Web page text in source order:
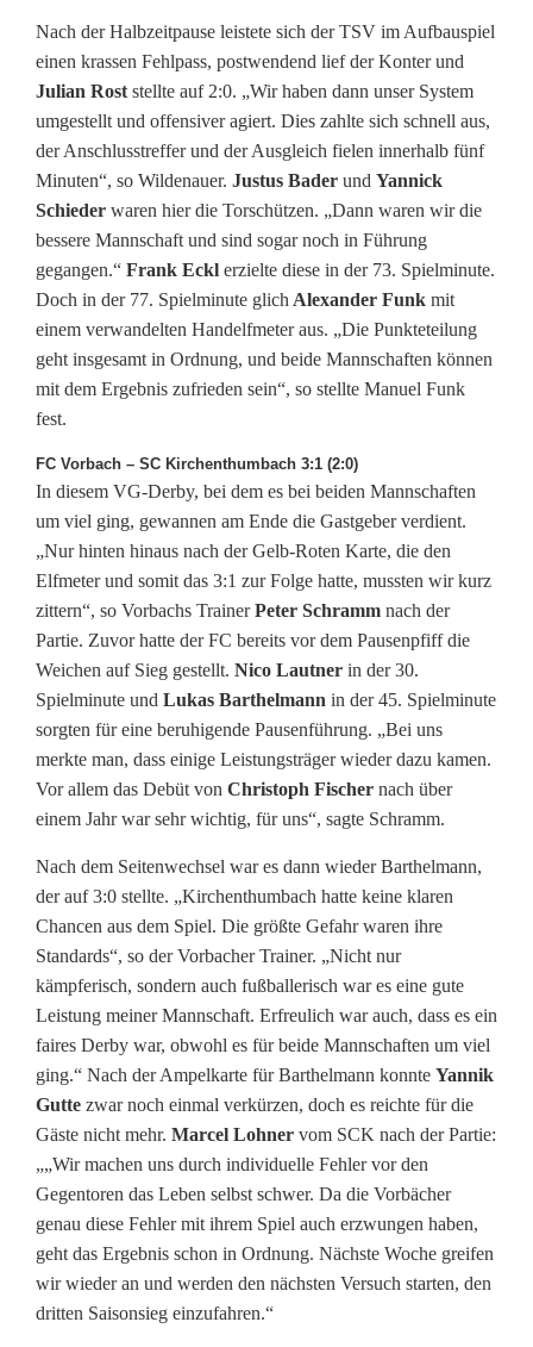
Nach der Halbzeitpause leistete sich der TSV im Aufbauspiel
einen krassen Fehlpass, postwendend lief der Konter und
Julian Rost stellte auf 2:0. „Wir haben dann unser System
umgestellt und offensiver agiert. Dies zahlte sich schnell aus,
der Anschlusstreffer und der Ausgleich fielen innerhalb fünf
Minuten“, so Wildenauer. Justus Bader und Yannick
Schieder waren hier die Torschützen. „Dann waren wir die
bessere Mannschaft und sind sogar noch in Führung
gegangen.“ Frank Eckl erzielte diese in der 73. Spielminute.
Doch in der 77. Spielminute glich Alexander Funk mit
einem verwandelten Handelfmeter aus. „Die Punkteteilung
geht insgesamt in Ordnung, und beide Mannschaften können
mit dem Ergebnis zufrieden sein“, so stellte Manuel Funk
fest.
FC Vorbach – SC Kirchenthumbach 3:1 (2:0)
In diesem VG-Derby, bei dem es bei beiden Mannschaften
um viel ging, gewannen am Ende die Gastgeber verdient.
„Nur hinten hinaus nach der Gelb-Roten Karte, die den
Elfmeter und somit das 3:1 zur Folge hatte, mussten wir kurz
zittern“, so Vorbachs TrainerPeter Schramm nach der
Partie. Zuvor hatte der FC bereits vor dem Pausenpfiff die
Weichen auf Sieg gestellt. Nico Lautner in der 30.
Spielminute und Lukas Barthelmann in der 45. Spielminute
sorgten für eine beruhigende Pausenführung. „Bei uns
merkte man, dass einige Leistungsträger wieder dazu kamen.
Vor allem das Debüt von Christoph Fischer nach über
einem Jahr war sehr wichtig, für uns“, sagte Schramm.
Nach dem Seitenwechsel war es dann wieder Barthelmann,
der auf 3:0 stellte. „Kirchenthumbach hatte keine klaren
Chancen aus dem Spiel. Die größte Gefahr waren ihre
Standards“, so der Vorbacher Trainer. „Nicht nur
kämpferisch, sondern auch fußballerisch war es eine gute
Leistung meiner Mannschaft. Erfreulich war auch, dass es ein
faires Derby war, obwohl es für beide Mannschaften um viel
ging.“ Nach der Ampelkarte für Barthelmann konnte Yannik
Gutte zwar noch einmal verkürzen, doch es reichte für die
Gäste nicht mehr. Marcel Lohner vom SCK nach der Partie:
„„Wir machen uns durch individuelle Fehler vor den
Gegentoren das Leben selbst schwer. Da die Vorbächer
genau diese Fehler mit ihrem Spiel auch erzwungen haben,
geht das Ergebnis schon in Ordnung. Nächste Woche greifen
wir wieder an und werden den nächsten Versuch starten, den
dritten Saisonsieg einzufahren.“